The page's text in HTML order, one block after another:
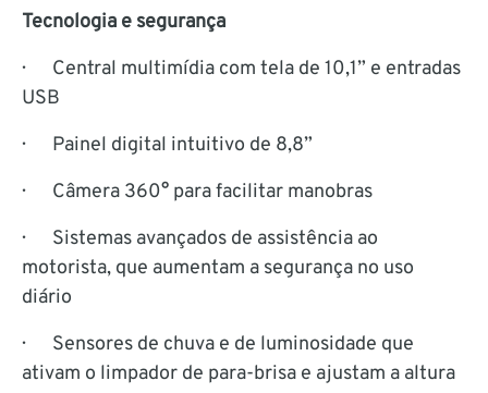
Tecnologia e segurança
· Central multimídia com tela de 10,1” e entradas
USB
· Painel digital intuitivo de 8,8”
· Câmera 360° para facilitar manobras
· Sistemas avançados de assistência ao
motorista, que aumentam a segurança no uso
diário
· Sensores de chuva e de luminosidade que
ativam o limpador de para-brisa e ajustam a altura